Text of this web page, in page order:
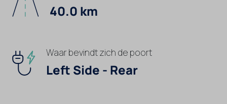
40.0 km
Waar bevindt zich de poort
Left Side - Rear